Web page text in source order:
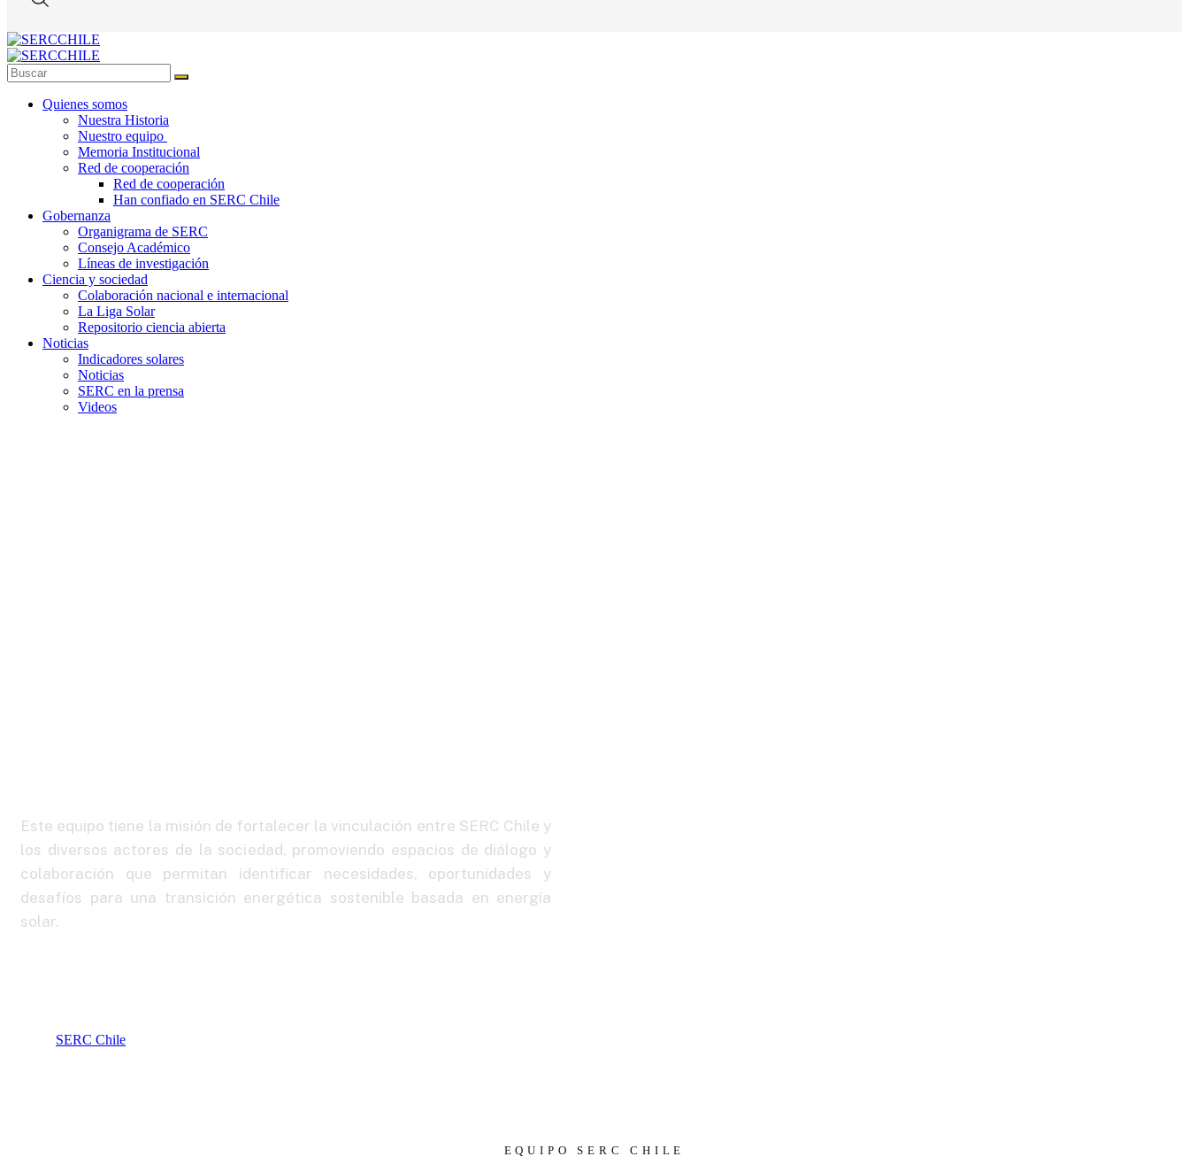
Quienes somos
Nuestra Historia
Nuestro equipo
Memoria Institucional
Red de cooperación
Red de cooperación
Han confiado en SERC Chile
Gobernanza
Organigrama de SERC
Consejo Académico
Líneas de investigación
Ciencia y sociedad
Colaboración nacional e internacional
La Liga Solar
Repositorio ciencia abierta
Noticias
Indicadores solares
Noticias
SERC en la prensa
Videos
Este equipo tiene la misión de fortalecer la vinculación entre SERC Chile y
los diversos actores de la sociedad, promoviendo espacios de diálogo y
colaboración que permitan identificar necesidades, oportunidades y
desafíos para una transición energética sostenible basada en energía
solar.
SERC Chile
EQUIPO SERC CHILE